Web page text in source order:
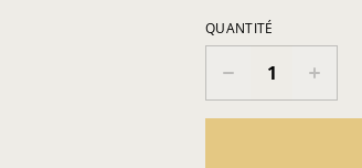
QUANTITÉ